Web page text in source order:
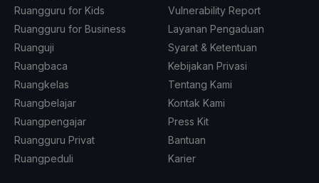
Ruangguru for Kids
Ruangguru for Business
Ruanguji
Ruangbaca
Ruangkelas
Ruangbelajar
Ruangpengajar
Ruangguru Privat
Ruangpeduli
Vulnerability Report
Layanan Pengaduan
Syarat & Ketentuan
Kebijakan Privasi
Tentang Kami
Kontak Kami
Press Kit
Bantuan
Karier